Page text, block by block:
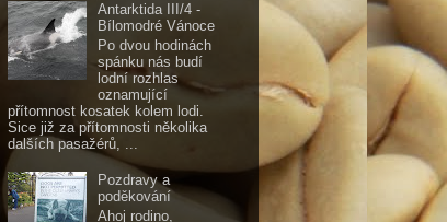
Antarktida III/4 -
Bílomodré Vánoce
Po dvou hodinách
spánku nás budí
lodní rozhlas
oznamující
přítomnost kosatek kolem lodi.
Sice již za přítomnosti několika
dalších pasažérů, ...
Pozdravy a
poděkování
Ahoj rodino,